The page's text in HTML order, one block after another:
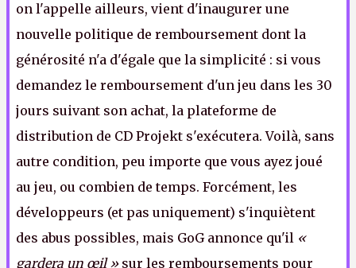
on l'appelle ailleurs, vient d'inaugurer une
nouvelle politique de remboursement dont la
générosité n'a d'égale que la simplicité : si vous
demandez le remboursement d'un jeu dans les 30
jours suivant son achat, la plateforme de
distribution de CD Projekt s'exécutera. Voilà, sans
autre condition, peu importe que vous ayez joué
au jeu, ou combien de temps. Forcément, les
développeurs (et pas uniquement) s'inquiètent
des abus possibles, mais GoG annonce qu'il «
gardera un œil»sur les remboursements pour